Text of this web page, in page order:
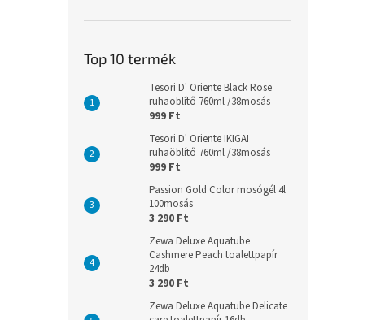
Top 10 termék
Tesori D' Oriente Black Rose
ruhaöblítő 760ml /38mosás
999 Ft
Tesori D' Oriente IKIGAI
ruhaöblítő 760ml /38mosás
999 Ft
Passion Gold Color mosógél 4l
100mosás
3 290 Ft
Zewa Deluxe Aquatube
Cashmere Peach toalettpapír
24db
3 290 Ft
Zewa Deluxe Aquatube Delicate